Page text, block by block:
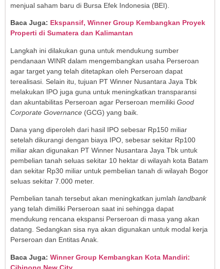
menjual saham baru di Bursa Efek Indonesia (BEI).
Baca Juga: Ekspansif, Winner Group Kembangkan Proyek
Properti di Sumatera dan Kalimantan
Langkah ini dilakukan guna untuk mendukung sumber
pendanaan WINR dalam mengembangkan usaha Perseroan
agar target yang telah ditetapkan oleh Perseroan dapat
terealisasi. Selain itu, tujuan PT Winner Nusantara Jaya Tbk
melakukan IPO juga guna untuk meningkatkan transparansi
dan akuntabilitas Perseroan agar Perseroan memiliki Good
Corporate Governance (GCG) yang baik.
Dana yang diperoleh dari hasil IPO sebesar Rp150 miliar
setelah dikurangi dengan biaya IPO, sebesar sekitar Rp100
miliar akan digunakan PT Winner Nusantara Jaya Tbk untuk
pembelian tanah seluas sekitar 10 hektar di wilayah kota Batam
dan sekitar Rp30 miliar untuk pembelian tanah di wilayah Bogor
seluas sekitar 7.000 meter.
Pembelian tanah tersebut akan meningkatkan jumlah landbank
yang telah dimiliki Perseroan saat ini sehingga dapat
mendukung rencana ekspansi Perseroan di masa yang akan
datang. Sedangkan sisa nya akan digunakan untuk modal kerja
Perseroan dan Entitas Anak.
Baca Juga: Winner Group Kembangkan Kota Mandiri:
Cibinong New City